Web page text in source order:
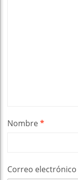
Nombre*
Correo electrónico